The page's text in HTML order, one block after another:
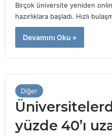
Birçok üniversite yeniden
hazırlıklara başladı. Hızlı
Devamını Oku »
Diğer
yüzde 40’ı